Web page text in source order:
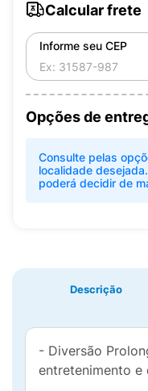
Calcular frete
Informe seu CEP
Opções de
Consulte pelas
localidade
poderá decidir de
Descrição
- Diversão
entretenimento